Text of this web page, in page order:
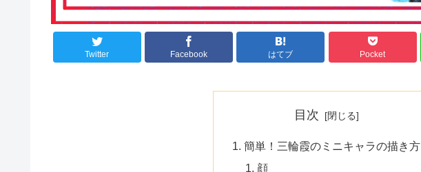
Twitter Facebook はてブ Pocket
目次
簡単！三輪霞のミニキャラの描き方
顔